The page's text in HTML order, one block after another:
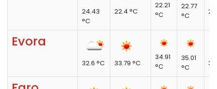
24.43
°C
22.4 °C
22.21
°C
22.77
°C
Evora
32.6 °C 33.79 °C
34.91
°C
35.01
°C